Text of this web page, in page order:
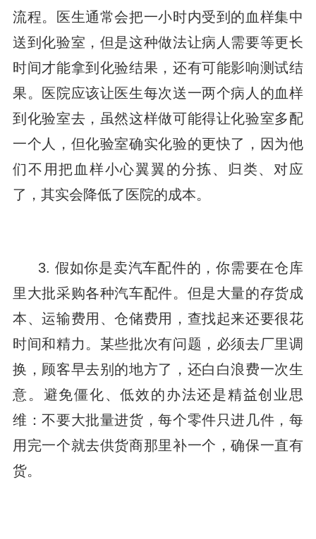
流程。医生通常会把一小时内受到的血样集中
送到化验室，但是这种做法让病人需要等更长
时间才能拿到化验结果，还有可能影响测试结
果。医院应该让医生每次送一两个病人的血样
到化验室去，虽然这样做可能得让化验室多配
一个人，但化验室确实化验的更快了，因为他
们不用把血样小心翼翼的分拣、归类、对应
了，其实会降低了医院的成本。
3. 假如你是卖汽车配件的，你需要在仓库
里大批采购各种汽车配件。但是大量的存货成
本、运输费用、仓储费用，查找起来还要很花
时间和精力。某些批次有问题，必须去厂里调
换，顾客早去别的地方了，还白白浪费一次生
意。避免僵化、低效的办法还是精益创业思
维：不要大批量进货，每个零件只进几件，每
用完一个就去供货商那里补一个，确保一直有
货。